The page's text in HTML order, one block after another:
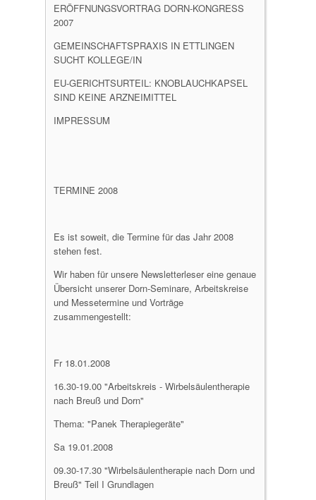
ERÖFFNUNGSVORTRAG DORN-KONGRESS
2007
GEMEINSCHAFTSPRAXIS IN ETTLINGEN
SUCHT KOLLEGE/IN
EU-GERICHTSURTEIL: KNOBLAUCHKAPSEL
SIND KEINE ARZNEIMITTEL
IMPRESSUM
TERMINE 2008
Es ist soweit, die Termine für das Jahr 2008
stehen fest.
Wir haben für unsere Newsletterleser eine genaue
Übersicht unserer Dorn-Seminare, Arbeitskreise
und Messetermine und Vorträge
zusammengestellt:
Fr 18.01.2008
16.30-19.00 "Arbeitskreis - Wirbelsäulentherapie
nach Breuß und Dorn"
Thema: "Panek Therapiegeräte"
Sa 19.01.2008
09.30-17.30 "Wirbelsäulentherapie nach Dorn und
Breuß" Teil I Grundlagen